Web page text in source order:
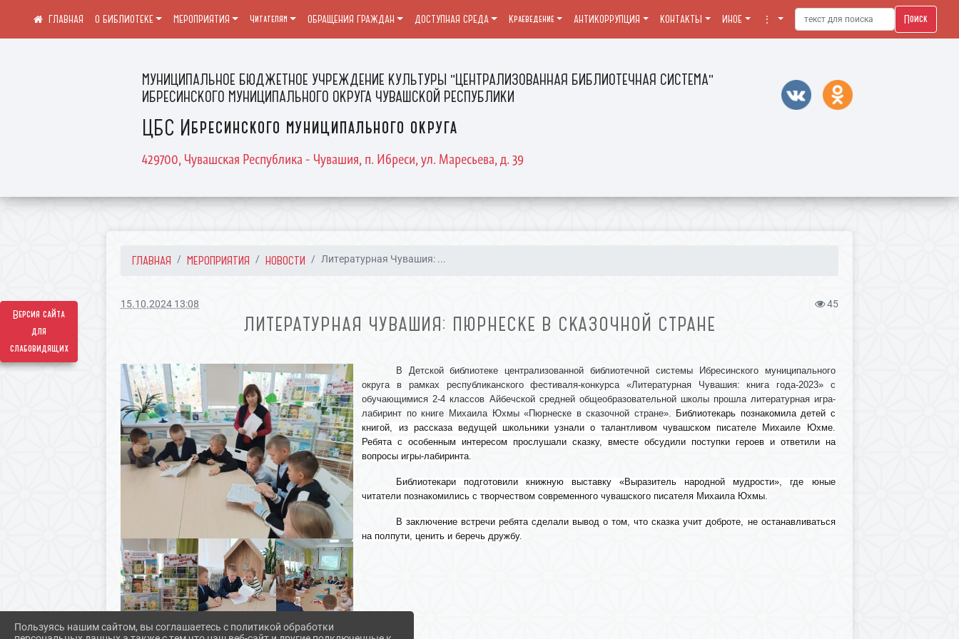
Версия сайта
для
слабовидящих
МУНИЦИПАЛЬНОЕ БЮДЖЕТНОЕ УЧРЕЖДЕНИЕ КУЛЬТУРЫ "ЦЕНТРАЛИЗОВАННАЯ БИБЛИОТЕЧНАЯ СИСТЕМА"
ИБРЕСИНСКОГО МУНИЦИПАЛЬНОГО ОКРУГА ЧУВАШСКОЙ РЕСПУБЛИКИ
ЦБС Ибресинского муниципального округа
429700, Чувашская Республика - Чувашия, п. Ибреси, ул. Маресьева, д. 39
О БИБЛИОТЕКЕ МЕРОПРИЯТИЯ Читателям ОБРАЩЕНИЯ ГРАЖДАН ДОСТУПНАЯ СРЕДА Краеведение АНТИКОРРУПЦИЯ КОНТАКТЫ ИНОЕ ⋮ Поиск
ГЛАВНАЯ МЕРОПРИЯТИЯ НОВОСТИ Литературная Чувашия: ...
15.10.2024 13:08 45
ЛИТЕРАТУРНАЯ ЧУВАШИЯ: ПЮРНЕСКЕ В СКАЗОЧНОЙ СТРАНЕ
В Детской библиотеке централизованной библиотечной системы Ибресинского муниципального
округа в рамках республиканского фестиваля-конкурса «Литературная Чувашия: книга года-2023» с
обучающимися 2-4 классов Айбечской средней общеобразовательной школы прошла литературная игра-
лабиринт по книге Михаила Юхмы «Пюрнеске в сказочной стране». Библиотекарь познакомила детей с
книгой, из рассказа ведущей школьники узнали о талантливом чувашском писателе Михаиле Юхме.
Ребята с особенным интересом прослушали сказку, вместе обсудили поступки героев и ответили на
вопросы игры-лабиринта.
Библиотекари подготовили книжную выставку «Выразитель народной мудрости», где юные
читатели познакомились с творчеством современного чувашского писателя Михаила Юхмы.
В заключение встречи ребята сделали вывод о том, что сказка учит доброте, не останавливаться
на полпути, ценить и беречь дружбу.
Пользуясь нашим сайтом, вы соглашаетесь с политикой обработки